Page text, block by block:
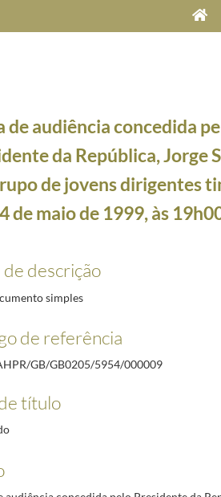
sobre o ponto da situação em Timor-Leste e presença
em Almada entre 22 e 23 de maio de 1999,
relatório sobre os passos que Portugal irá
Leste e apelando a uma presença efetiva das Nações
a permanência de observadores internacionais no
timorenses, em 24 de maio de 1999, às 19h00
que solicitou a França, em nome do Governo
de audiência concedida
da República, Jorge
de jovens dirigentes
de maio de 1999, às
descrição
simples
de referência
GB/GB0205/5954/000009
título